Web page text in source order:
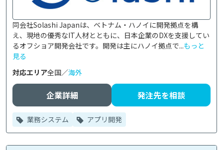
同会社Solashi Japanは、ベトナム・ハノイに開発拠点を構
え、現地の優秀なIT人材とともに、日本企業のDXを支援してい
るオフショア開発会社です。開発は主にハノイ拠点で...もっと
見る
対応エリア全国／海外
企業詳細 発注先を相談
業務システム アプリ開発